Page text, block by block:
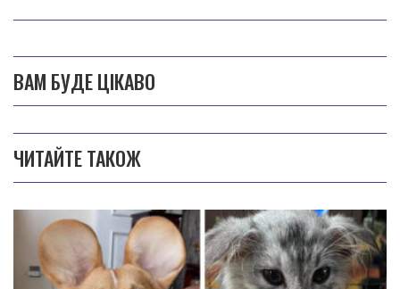
ВАМ БУДЕ ЦІКАВО
ЧИТАЙТЕ ТАКОЖ